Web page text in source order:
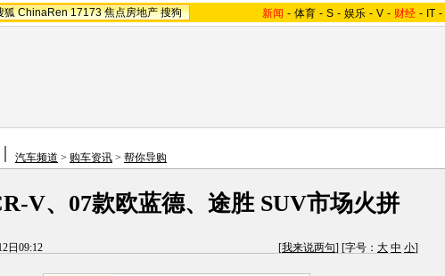
狐 ChinaRen 17173 焦点房地产 搜狗 新闻 - 体育 - S - 娱乐 - V - 财经 - IT -
汽车频道 > 购车资讯 > 帮你导购
V、07款欧蓝德、途胜 SUV市场火拼
日09:12 [我来说两句] [字号： 大 中 小]